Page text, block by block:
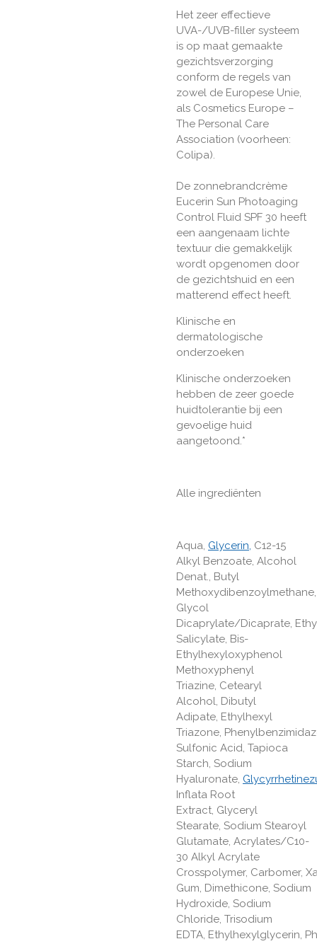
Het zeer effectieve
UVA-/UVB-filler systeem
is op maat gemaakte
gezichtsverzorging
conform de regels van
zowel de Europese Unie,
als Cosmetics Europe –
The Personal Care
Association (voorheen:
Colipa).
De zonnebrandcrème
Eucerin Sun Photoaging
Control Fluid SPF 30 heeft
een aangenaam lichte
textuur die gemakkelijk
wordt opgenomen door
de gezichtshuid en een
matterend effect heeft.
Klinische en
dermatologische
onderzoeken
Klinische onderzoeken
hebben de zeer goede
huidtolerantie bij een
gevoelige huid
aangetoond.*
Alle ingrediënten
Aqua, Glycerin, C12-15
Alkyl Benzoate, Alcohol
Denat., Butyl
Methoxydibenzoylmethane,
Glycol
Dicaprylate/Dicaprate,
Salicylate, Bis-
Ethylhexyloxyphenol
Methoxyphenyl
Triazine, Cetearyl
Alcohol, Dibutyl
Adipate, Ethylhexyl
Triazone,
Sulfonic Acid, Tapioca
Starch, Sodium
Hyaluronate,
Inflata Root
Extract, Glyceryl
Stearate, Sodium Stearoyl
Glutamate, Acrylates/C10-
30 Alkyl Acrylate
Crosspolymer, Carbomer,
Gum, Dimethicone, Sodium
Hydroxide, Sodium
Chloride, Trisodium
EDTA, Ethylhexylglycerin,